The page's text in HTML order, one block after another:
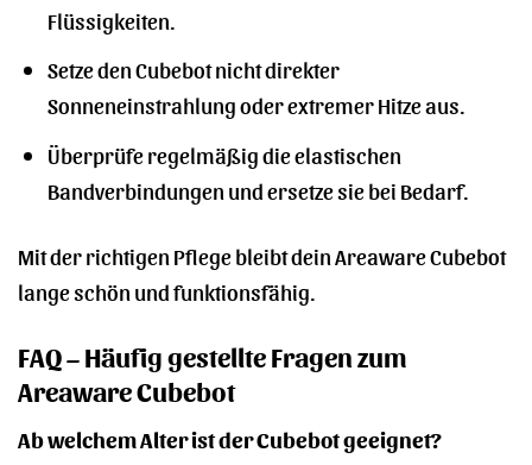
Flüssigkeiten.
Setze den Cubebot nicht direkter
Sonneneinstrahlung oder extremer Hitze aus.
Überprüfe regelmäßig die elastischen
Bandverbindungen und ersetze sie bei Bedarf.
Mit der richtigen Pflege bleibt dein Areaware Cubebot
lange schön und funktionsfähig.
FAQ – Häufig gestellte Fragen zum
Areaware Cubebot
Ab welchem Alter ist der Cubebot geeignet?